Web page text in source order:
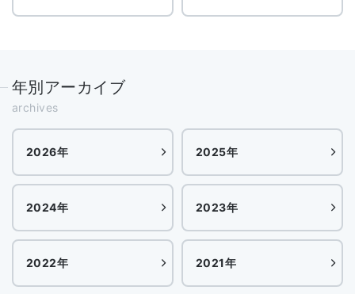
年別アーカイブ
archives
2026年 2025年
2024年 2023年
2022年 2021年